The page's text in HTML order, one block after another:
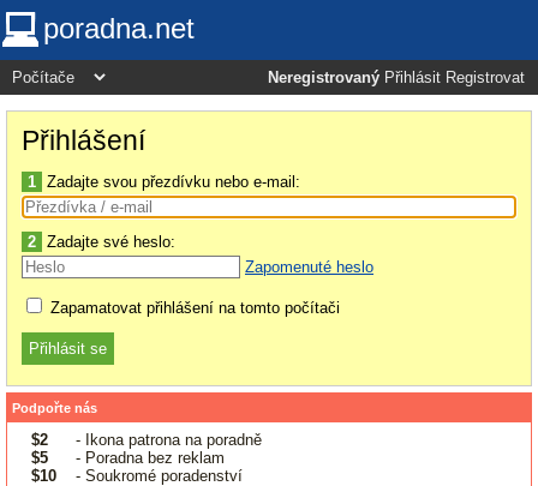
poradna.net
Neregistrovaný Přihlásit Registrovat
Přihlášení
1 Zadajte svou přezdívku nebo e-mail:
2 Zadajte své heslo:
Zapomenuté heslo
Zapamatovat přihlášení na tomto počítači
Podpořte nás
$2
- Ikona patrona na poradně
$5
- Poradna bez reklam
$10
- Soukromé poradenství